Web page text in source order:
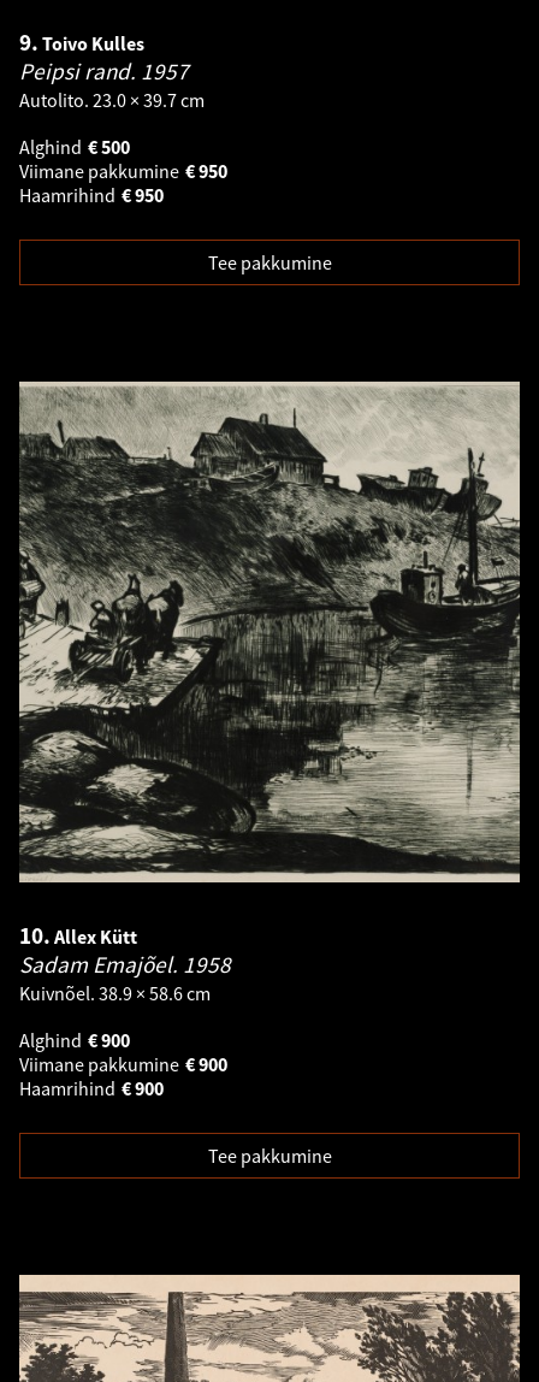
9. Toivo Kulles
Peipsi rand. 1957
Autolito. 23.0 × 39.7 cm
Alghind
500
€
Viimane pakkumine
950
€
Haamrihind
950
€
Tee pakkumine
10. Allex Kütt
Sadam Emajõel. 1958
Kuivnõel. 38.9 × 58.6 cm
Alghind
900
€
Viimane pakkumine
900
€
Haamrihind
900
€
Tee pakkumine